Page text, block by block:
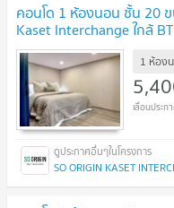
คอนโด 1 ห้องนอน ชั้น 20
Kaset Interchange ใกล้
(ID 2778984) UPDATE !
1 ห้อง
SO ORIGIN KASET